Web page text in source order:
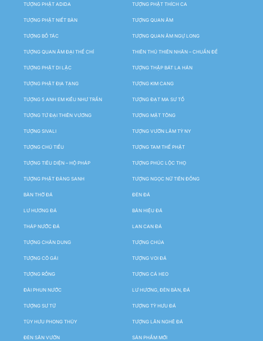
TƯỢNG PHẬT ADIDA TƯỢNG PHẬT THÍCH CA
TƯỢNG PHẬT NIẾT BÀN TƯỢNG QUAN ÂM
TƯỢNG BỒ TÁC TƯỢNG QUAN ÂM NGỰ LONG
TƯỢNG QUAN ÂM ĐẠI THẾ CHÍ THIÊN THỦ THIÊN NHÃN – CHUẨN ĐỀ
TƯỢNG PHẬT DI LẶC TƯỢNG THẬP BÁT LA HÁN
TƯỢNG PHẬT ĐỊA TẠNG TƯỢNG KIM CANG
TƯỢNG 5 ANH EM KIỀU NHƯ TRẦN TƯỢNG ĐẠT MA SƯ TỔ
TƯỢNG TỨ ĐẠI THIÊN VƯƠNG TƯỢNG MẬT TÔNG
TƯỢNG SIVALI TƯỢNG VƯỜN LÂM TỲ NY
TƯỢNG CHÚ TIỂU TƯỢNG TAM THẾ PHẬT
TƯỢNG TIÊU DIỆN – HỘ PHÁP TƯỢNG PHÚC LỘC THỌ
TƯỢNG PHẬT ĐẢNG SANH TƯỢNG NGỌC NỮ TIÊN ĐỒNG
BÀN THỜ ĐÁ ĐÈN ĐÁ
LƯ HƯƠNG ĐÁ BẢN HIỆU ĐÁ
THÁP NƯỚC ĐÁ LAN CAN ĐÁ
TƯỢNG CHÂN DUNG TƯỢNG CHÚA
TƯỢNG CÔ GÁI TƯỢNG VOI ĐÁ
TƯỢNG RỒNG TƯỢNG CÁ HEO
ĐÀI PHUN NƯỚC LƯ HƯƠNG, ĐÈN BÀN, ĐÁ
TƯỢNG SƯ TỬ TƯỢNG TỲ HƯU ĐÁ
TÙY HƯU PHONG THỦY TƯỢNG LÂN NGHÊ ĐÁ
ĐÈN SÂN VƯỜN SẢN PHẨM MỚI